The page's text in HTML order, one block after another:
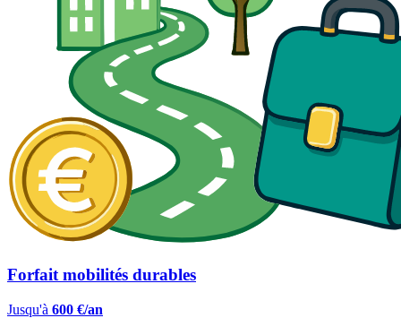
Forfait mobilités durables
Jusqu'à 600 €/an